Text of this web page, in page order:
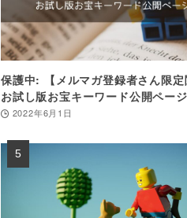
保護中: 【メルマガ登録者さん限定
お試し版お宝キーワード公開ページ
2022年6月1日